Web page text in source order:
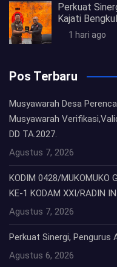
Perkuat
Kajati
1 hari ago
Pos Terbaru
Musyawarah Desa
Musyawarah
DD TA.2027.
Agustus 7, 2026
KODIM 0428/MUKOMUKO
KE-1 KODAM XXI/RADIN
Agustus 7, 2026
Perkuat Sinergi, Pengurus
Agustus 6, 2026